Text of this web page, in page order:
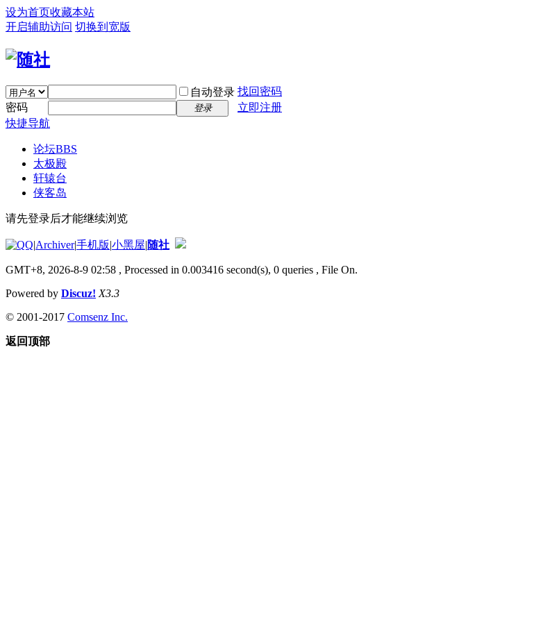
设为首页收藏本站
开启辅助访问 切换到宽版
自动登录 找回密码
密码
登录
立即注册
快捷导航
论坛BBS
太极殿
轩辕台
侠客岛
请先登录后才能继续浏览
|Archiver|手机版|小黑屋|随社
GMT+8, 2026-8-9 02:58 , Processed in 0.003416 second(s), 0 queries , File On.
Powered by Discuz! X3.3
© 2001-2017 Comsenz Inc.
返回顶部